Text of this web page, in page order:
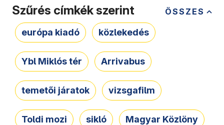
ÖSSZES
Szűrés címkék szerint
európa kiadó közlekedés
Ybl Miklós tér Arrivabus
temetői járatok vizsgafilm
Toldi mozi sikló Magyar Közlöny